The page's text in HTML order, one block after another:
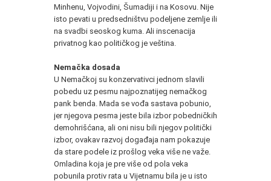
Minhenu, Vojvodini, Šumadiji i na Kosovu. Nije
isto pevati u predsedništvu podeljene zemlje ili
na svadbi seoskog kuma. Ali inscenacija
privatnog kao političkog je veština.
Nemačka dosada
U Nemačkoj su konzervativci jednom slavili
pobedu uz pesmu najpoznatijeg nemačkog
pank benda. Mada se vođa sastava pobunio,
jer njegova pesma jeste bila izbor pobedničkih
demohrišćana, ali oni nisu bili njegov politički
izbor, ovakav razvoj događaja nam pokazuje
da stare podele iz prošlog veka više ne važe.
Omladina koja je pre više od pola veka
pobunila protiv rata u Vijetnamu bila je u isto